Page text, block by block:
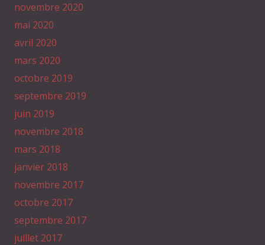
novembre 2020
mai 2020
avril 2020
mars 2020
octobre 2019
septembre 2019
juin 2019
novembre 2018
mars 2018
janvier 2018
novembre 2017
octobre 2017
septembre 2017
juillet 2017